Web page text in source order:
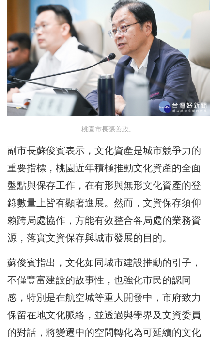
桃園市長張善政。
副市長蘇俊賓表示，文化資產是城市競爭力的
重要指標，桃園近年積極推動文化資產的全面
盤點與保存工作，在有形與無形文化資產的登
錄數量上皆有顯著進展。然而，文資保存須仰
賴跨局處協作，方能有效整合各局處的業務資
源，落實文資保存與城市發展的目的。
蘇俊賓指出，文化如同城市建設推動的引子，
不僅豐富建設的故事性，也強化市民的認同
感，特別是在航空城等重大開發中，市府致力
保留在地文化脈絡，並透過與學界及文資委員
的對話，將變遷中的空間轉化為可延續的文化